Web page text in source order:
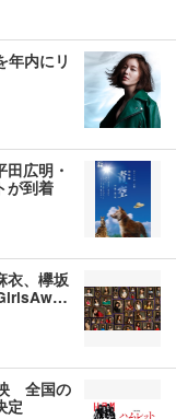
年内にリ
広明・
が到着
衣、欅坂
全国の
定